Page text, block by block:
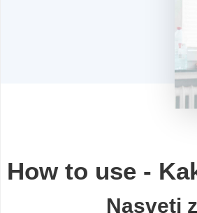
How to use -
Nasveti